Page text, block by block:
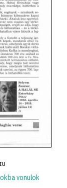
vonulok